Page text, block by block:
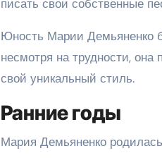
писать свои собственные
Юность Марии Демьяненко
несмотря на трудности,
свой уникальный стиль.
Ранние годы
Мария Демьяненко